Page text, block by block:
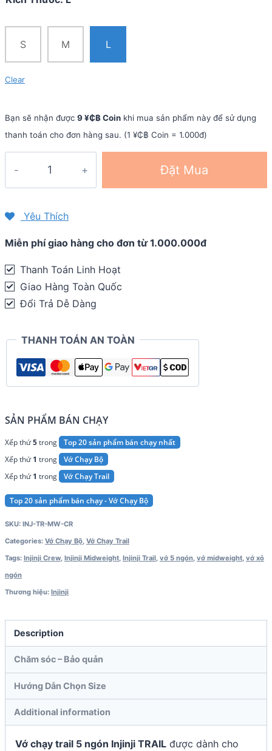
S M L
Clear
Bạn sẽ nhận được 9 ¥₵฿ Coin khi mua sản phẩm này để sử dụng
thanh toán cho đơn hàng sau. (1 ¥₵฿ Coin = 1.000đ)
chạy
hình
Injinji
TRAIL
Midweight
Đặt Mua
Yêu Thích
Miễn phí giao hàng cho đơn từ 1.000.000đ
Thanh Toán Linh Hoạt
Giao Hàng Toàn Quốc
Đổi Trả Dễ Dàng
THANH TOÁN AN TOÀN
SẢN PHẨM BÁN CHẠY
Xếp thứ5trong
Top 20 sản phẩm bán chạy nhất
Xếp thứ1 trong
Vớ Chạy Bộ
Xếp thứ1 trong Vớ Chạy Trail
Top 20 sản phẩm bán chạy - Vớ Chạy Bộ
SKU: INJ-TR-MW-CR
Categories: Vớ Chạy Bộ, Vớ Chạy Trail
Tags: Injinji Crew, Injinji Midweight, Injinji Trail, vớ 5 ngón, vớ midweight, vớ xỏ
ngón
Thương hiệu: Injinji
Description
Chăm sóc – Bảo quản
Hướng Dẫn Chọn Size
Additional information
Vớ chạy trail 5 ngón Injinji TRAIL được dành cho